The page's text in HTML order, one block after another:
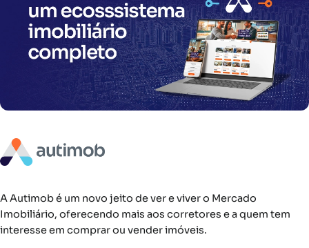
A Autimob é um novo jeito de ver e viver o Mercado
Imobiliário, oferecendo mais aos corretores e a quem tem
interesse em comprar ou vender imóveis.